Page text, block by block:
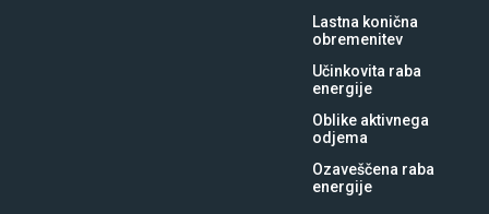
Lastna konična
obremenitev
Učinkovita raba
energije
Oblike aktivnega
odjema
Ozaveščena raba
energije